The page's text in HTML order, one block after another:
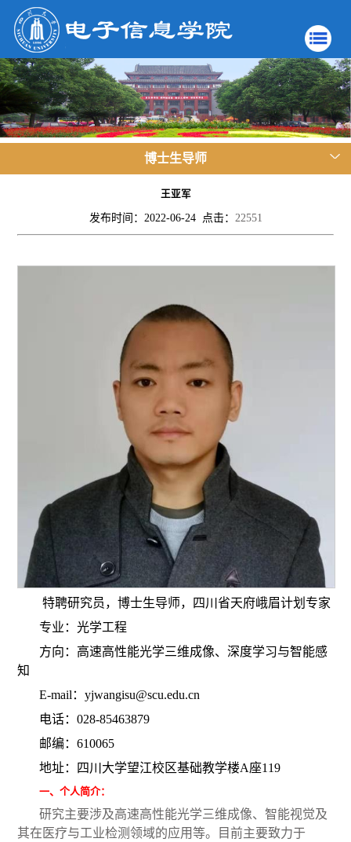
博士生导师
王亚军
发布时间：2022-06-24 点击： 22551
特聘研究员，博士生导师，四川省天府峨眉计划专家
专业：光学工程
方向：高速高性能光学三维成像、深度学习与智能感
知
E-mail ：yjwangisu@scu.edu.cn
电话：028-85463879
邮编：610065
地址：四川大学望江校区基础教学楼A座119
一、个人简介：
研究主要涉及高速高性能光学三维成像、智能视觉及
其在医疗与工业检测领域的应用等。目前主要致力于